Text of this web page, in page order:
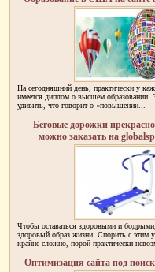
На сегодняшний день, практически у
имеется диплом о высшем образовании.
удивить, что говорит о «повышении...
Беговые дорожки
можно заказать на
Чтобы оставаться здоровыми и
здоровый образ жизни. Спорить с этим
крайне сложно, порой практически
Оптимизация сайта под